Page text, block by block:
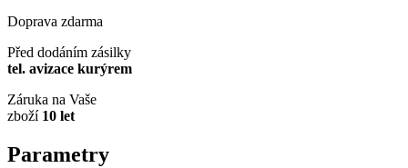
Doprava zdarma
Před dodáním zásilky
tel. avizace kurýrem
Záruka na Vaše
zboží 10 let
Parametry